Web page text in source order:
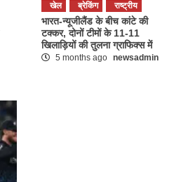
खेल ब्रेकिंग राष्ट्रीय
भारत-न्यूजीलैंड के बीच कांटे की
टक्कर, दोनों टीमों के 11-11
खिलाड़ियों की तुलना ग्राफिक्स में
5 months ago newsadmin